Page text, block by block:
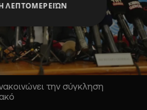
την σύγκληση
ΛΕΠΤΟΜΕΡΕΙΏΝ